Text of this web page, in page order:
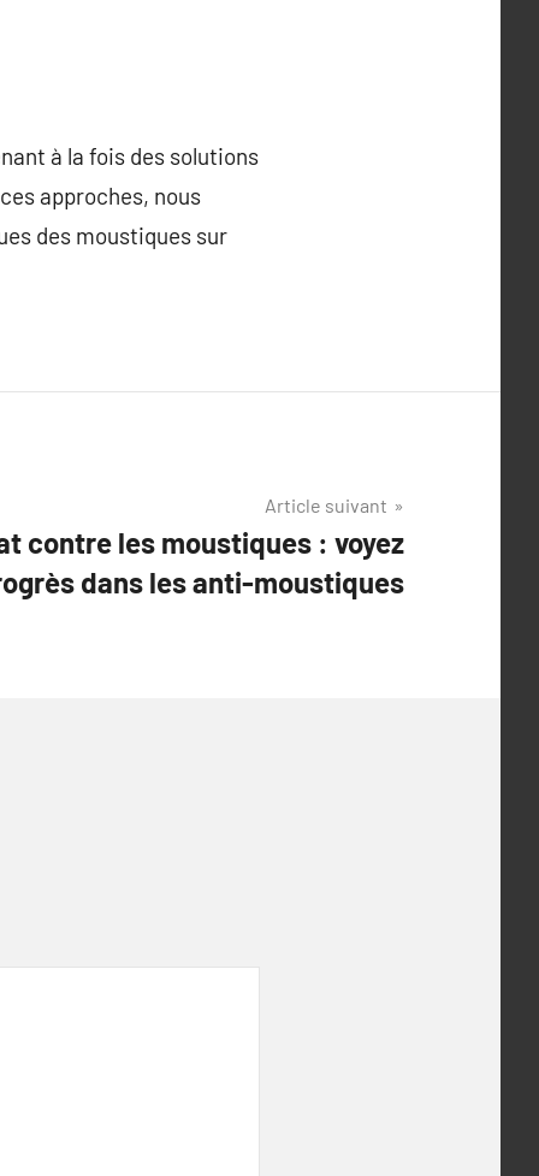
à la fois des solutions
approches, nous
des moustiques sur
Article suivant
contre les moustiques : voyez
dans les anti-moustiques